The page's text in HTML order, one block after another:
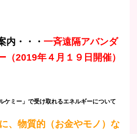
内・・・ 一斉遠隔アバンダ
（2019年４月１９日開催）
ケミー」で受け取れるエネルギーについて
、物質的（お金やモノ）な